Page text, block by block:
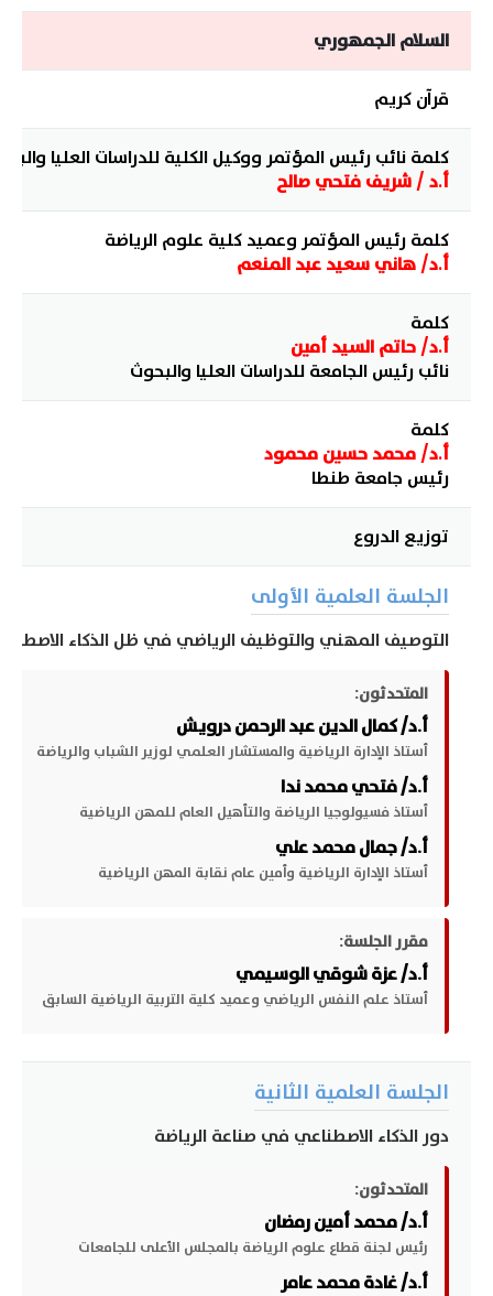
الملخصات
الأرشيف
المؤتمر العلمي الدولي الرابع
السلام الجمهوري
قرآن كريم
كلمة نائب رئيس المؤتمر ووكيل الكلية للدراسات العليا
أ.د / شريف فتحي صالح
كلمة رئيس المؤتمر وعميد كلية علوم الرياضة
أ.د/ هاني سعيد عبد المنعم
كلمة
أ.د/ حاتم السيد أمين
نائب رئيس الجامعة للدراسات العليا والبحوث
كلمة
أ.د/ محمد حسين محمود
رئيس جامعة طنطا
توزيع الدروع
الجلسة العلمية الأولى
التوصيف المهني والتوظيف الرياضي في ظل الذكاء
المتحدثون:
أ.د/ كمال الدين عبد الرحمن درويش
أستاذ الإدارة الرياضية والمستشار العلمي لوزير الشباب والرياضة
أ.د/ فتحي محمد ندا
أستاذ فسيولوجيا الرياضة والتأهيل العام للمهن الرياضية
أ.د/ جمال محمد علي
أستاذ الإدارة الرياضية وأمين عام نقابة المهن الرياضية
مقرر الجلسة:
أ.د/ عزة شوقي الوسيمي
أستاذ علم النفس الرياضي وعميد كلية التربية الرياضية السابق
الجلسة العلمية الثانية
دور الذكاء الاصطناعي في صناعة الرياضة
المتحدثون:
أ.د/ محمد أمين رمضان
رئيس لجنة قطاع علوم الرياضة بالمجلس الأعلى للجامعات
أ.د/ غادة محمد عامر